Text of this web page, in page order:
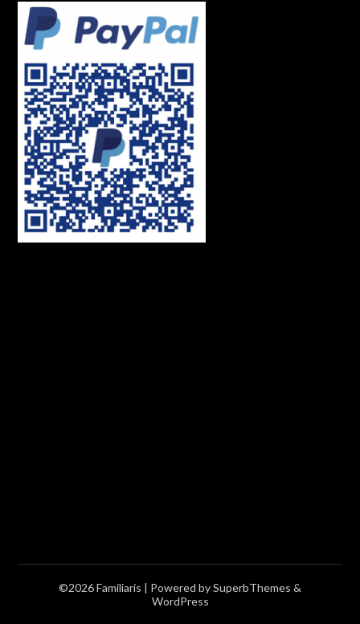
©2026 Familiaris | Powered bySuperbThemes &
WordPress